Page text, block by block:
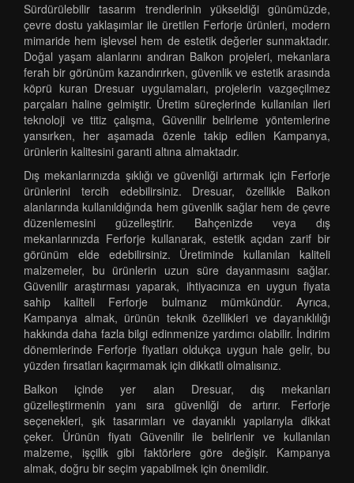
Sürdürülebilir tasarım trendlerinin yükseldiği günümüzde,
çevre dostu yaklaşımlar ile üretilen Ferforje ürünleri, modern
mimaride hem işlevsel hem de estetik değerler sunmaktadır.
Doğal yaşam alanlarını andıran Balkon projeleri, mekanlara
ferah bir görünüm kazandırırken, güvenlik ve estetik arasında
köprü kuran Dresuar uygulamaları, projelerin vazgeçilmez
parçaları haline gelmiştir. Üretim süreçlerinde kullanılan ileri
teknoloji ve titiz çalışma, Güvenilir belirleme yöntemlerine
yansırken, her aşamada özenle takip edilen Kampanya,
ürünlerin kalitesini garanti altına almaktadır.
Dış mekanlarınızda şıklığı ve güvenliği artırmak için Ferforje
ürünlerini tercih edebilirsiniz. Dresuar, özellikle Balkon
alanlarında kullanıldığında hem güvenlik sağlar hem de çevre
düzenlemesini güzelleştirir. Bahçenizde veya dış
mekanlarınızda Ferforje kullanarak, estetik açıdan zarif bir
görünüm elde edebilirsiniz. Üretiminde kullanılan kaliteli
malzemeler, bu ürünlerin uzun süre dayanmasını sağlar.
Güvenilir araştırması yaparak, ihtiyacınıza en uygun fiyata
sahip kaliteli Ferforje bulmanız mümkündür. Ayrıca,
Kampanya almak, ürünün teknik özellikleri ve dayanıklılığı
hakkında daha fazla bilgi edinmenize yardımcı olabilir. İndirim
dönemlerinde Ferforje fiyatları oldukça uygun hale gelir, bu
yüzden fırsatları kaçırmamak için dikkatli olmalısınız.
Balkon içinde yer alan Dresuar, dış mekanları
güzelleştirmenin yanı sıra güvenliği de artırır. Ferforje
seçenekleri, şık tasarımları ve dayanıklı yapılarıyla dikkat
çeker. Ürünün fiyatı Güvenilir ile belirlenir ve kullanılan
malzeme, işçilik gibi faktörlere göre değişir. Kampanya
almak, doğru bir seçim yapabilmek için önemlidir.